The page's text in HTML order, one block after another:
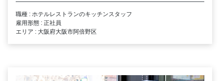
職種 : ホテルレストランのキッチンスタッフ
雇用形態 : 正社員
エリア : 大阪府大阪市阿倍野区